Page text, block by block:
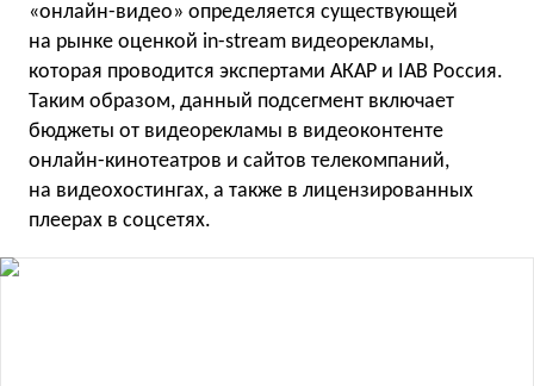
«онлайн-видео» определяется существующей
на рынке оценкой in-stream видеорекламы,
которая проводится экспертами АКАР и IAB Россия.
Таким образом, данный подсегмент включает
бюджеты от видеорекламы в видеоконтенте
онлайн-кинотеатров и сайтов телекомпаний,
на видеохостингах, а также в лицензированных
плеерах в соцсетях.